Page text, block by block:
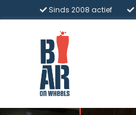
Sinds 2008 actief